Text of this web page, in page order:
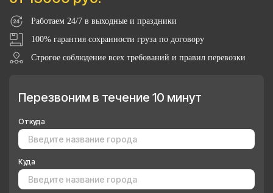
Работаем 24/7 в выходные и праздники
100% гарантия сохранности груза по договору
Строгое соблюдение всех требований и правил перевозки
Перезвоним в течение 10 минут
Откуда
Куда